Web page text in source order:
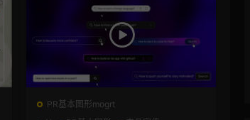
PR基本图形mogrt